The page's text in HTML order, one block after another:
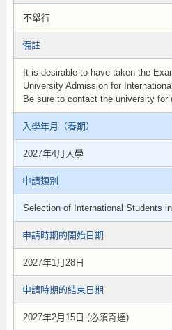
不舉行
備註
It is desirable to have taken the
University Admission for
Be sure to contact the university for
入學年月（春期）
2027年4月入學
申請類別
Selection of International Students
申請時期的開始日期
2027年1月28日
申請時期的結束日期
2027年2月15日 (必須寄達)